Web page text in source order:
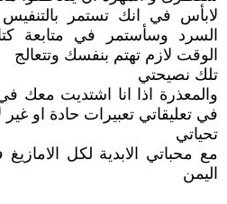
لابأس في انك تستمر
السرد وسأستمر في متابعة
الوقت لازم تهتم بنفسك وتتعالج
تلك نصيحتي
والمعذرة اذا انا اشتديت معك
في تعليقاتي تعبيرات حادة او غير
تحياتي
مع محباتي الابدية لكل
اليمن